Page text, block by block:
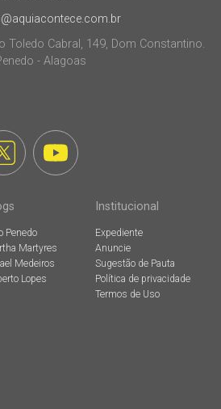
Toledo Cabral, 149, Dom Constantino.
- Alagoas
Penedo
Martyres
Medeiros
Lopes
Institucional
Expediente
Anuncie
Sugestão de Pauta
Política de privacidade
Termos de Uso